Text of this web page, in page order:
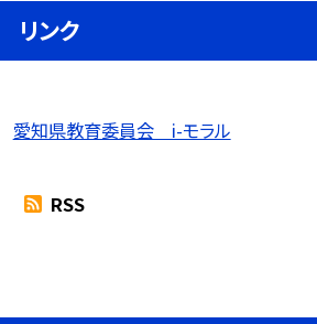
リンク
愛知県教育委員会 i-モラル
RSS